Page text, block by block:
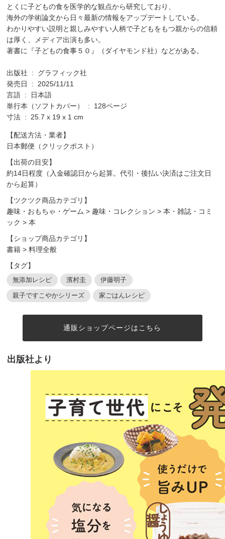
とくに子どもの食を医学的な観点から研究しており、
海外の学術論文から日々最新の情報をアップデートしている。
わかりやすい説明と親しみやすい人柄で子どもをもつ親からの信頼
は厚く、メディア出演も多い。
著書に『子どもの食事５０』（ダイヤモンド社）などがある。
出版社 ‏ : ‎ グラフィック社
発売日 ‏ : ‎ 2025/11/11
言語 ‏ : ‎ 日本語
単行本（ソフトカバー） ‏ : ‎ 128ページ
寸法 ‏ : ‎ 25.7 x 19 x 1 cm
【配送方法・業者】
日本郵便（クリックポスト）
【出荷の目安】
約14日程度（入金確認日から起算。代引・後払い決済はご注文日
から起算）
【ツクツク商品カテゴリ】
趣味・おもちゃ・ゲーム > 趣味・コレクション >本・雑誌・コミ
ック >本
【ショップ商品カテゴリ】
書籍 >料理全般
【タグ】
無添加レシピ 濱村圭 伊藤明子
親子ですこやかシリーズ 家ごはんレシピ
通販ショップページはこちら
出版社より